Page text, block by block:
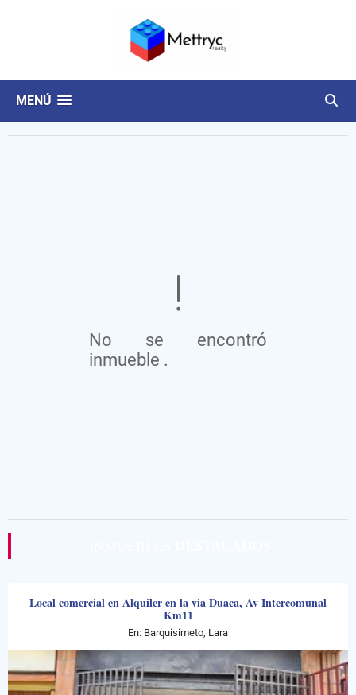
MENÚ
No se encontró
inmueble .
Local comercial en Alquiler en la via Duaca, Av Intercomunal
Km11
En: Barquisimeto, Lara